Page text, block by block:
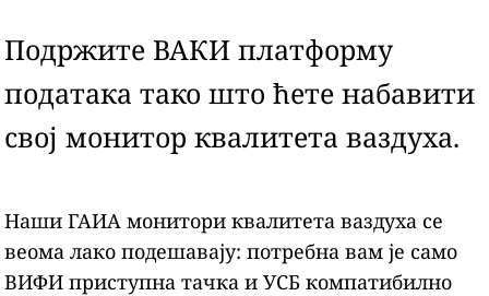
Подржите ВАКИ платформу
података тако што ћете набавити
свој монитор квалитета ваздуха.
Наши ГАИА монитори квалитета ваздуха се
веома лако подешавају: потребна вам је само
ВИФИ приступна тачка и УСБ компатибилно